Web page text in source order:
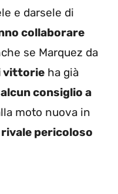
e darsele di
collaborare
se Marquez da
vittorie ha già
consiglio a
moto nuova in
rivale pericoloso